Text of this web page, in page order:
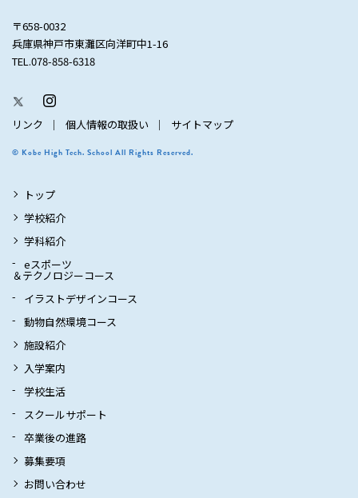
〒658-0032
兵庫県神戸市東灘区向洋町中1-16
TEL.078-858-6318
リンク 個人情報の取扱い サイトマップ
© Kobe High Tech. School All Rights Reserved.
トップ
学校紹介
学科紹介
eスポーツ
＆テクノロジーコース
イラストデザインコース
動物自然環境コース
施設紹介
入学案内
学校生活
スクールサポート
卒業後の進路
募集要項
お問い合わせ